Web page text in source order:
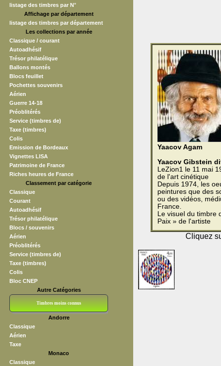
listage des timbres par N°
Affichage par département
listage des timbres par département
Les collections par année
Classique / courant
Autoadhésif
Trésor philatélique
Ballons montés
Blocs feuillet
Pochettes souvenirs
Aérien
Guerre 14-18
Préoblitérés
Service (timbres de)
Taxe (timbres)
Colis
Emission de Bordeaux
Vignettes LISA
Patrimoine de France
Riches heures de France
Classement par catégorie
Classique
Courant
Autoadhésif
Trésor philatélique
Blocs / souvenirs
Aérien
Préoblitérés
Service (timbres de)
Taxe (timbres)
Colis
Bloc CNEP
Autre Catégories
Timbres moins connus
Andorre
Classique
Aérien
Taxe
Monaco
Classique
Yaacov Agam
Yaacov Gibstein
LeZion1 le 11 mai
de l'art cinétique
Depuis 1974, les
peintures que des
ou des vidéos,
France.
Le visuel du timbre
Paix » de l'artiste
Cliquez